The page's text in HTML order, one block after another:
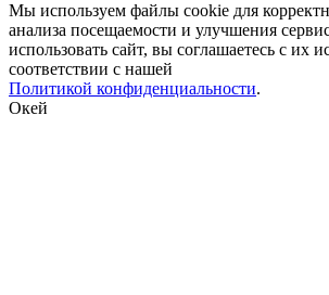
Мы используем файлы cookie для
анализа посещаемости и улучшения
использовать сайт, вы соглашаетесь с их
соответствии с нашей
Политикой конфиденциальности.
Окей